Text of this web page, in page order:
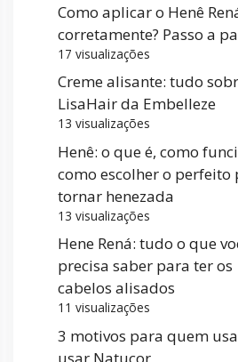
Como aplicar o Henê
corretamente? Passo a
17 visualizações
Creme alisante: tudo
LisaHair da Embelleze
13 visualizações
Henê: o que é, como
como escolher o perfeito
tornar henezada
13 visualizações
Hene Rená: tudo o que
precisa saber para ter os
cabelos alisados
11 visualizações
3 motivos para quem
usar Natucor